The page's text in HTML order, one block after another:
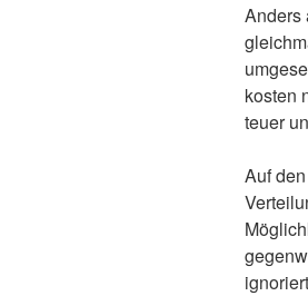
Anders
kosten
teuer
Auf